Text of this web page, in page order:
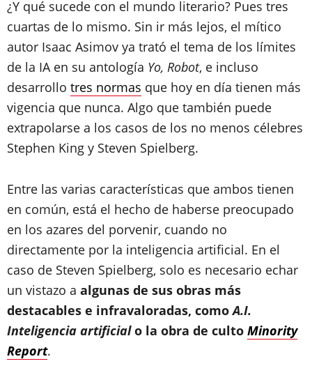
¿Y qué sucede con el mundo literario? Pues tres
cuartas de lo mismo. Sin ir más lejos, el mítico
autor Isaac Asimov ya trató el tema de los límites
de la IA en su antología Yo, Robot, e incluso
desarrollo tres normas que hoy en día tienen más
vigencia que nunca. Algo que también puede
extrapolarse a los casos de los no menos célebres
Stephen King y Steven Spielberg.
Entre las varias características que ambos tienen
en común, está el hecho de haberse preocupado
en los azares del porvenir, cuando no
directamente por la inteligencia artificial. En el
caso de Steven Spielberg, solo es necesario echar
un vistazo a algunas de sus obras más
destacables e infravaloradas, comoA.I.
Inteligencia artificialo la obra de culto Minority
Report.